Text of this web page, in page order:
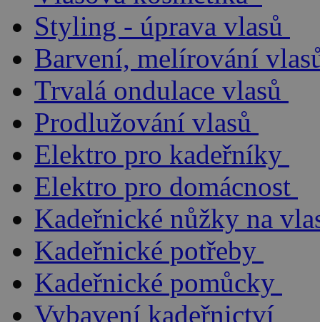
Styling - úprava vlasů
Barvení, melírování
Trvalá ondulace vlasů
Prodlužování vlasů
Elektro pro kadeřníky
Elektro pro domácnost
Kadeřnické nůžky na
Kadeřnické potřeby
Kadeřnické pomůcky
Vybavení kadeřnictví